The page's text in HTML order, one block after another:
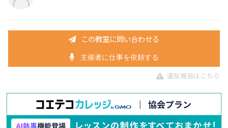
この教室に問い合わせる
主催者に仕事を依頼する
違反報告はこちら